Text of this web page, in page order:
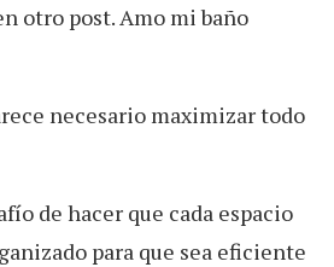
otro post. Amo mi baño
necesario maximizar todo
de hacer que cada espacio
para que sea eficiente